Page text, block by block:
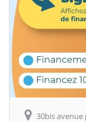
30bis avenue